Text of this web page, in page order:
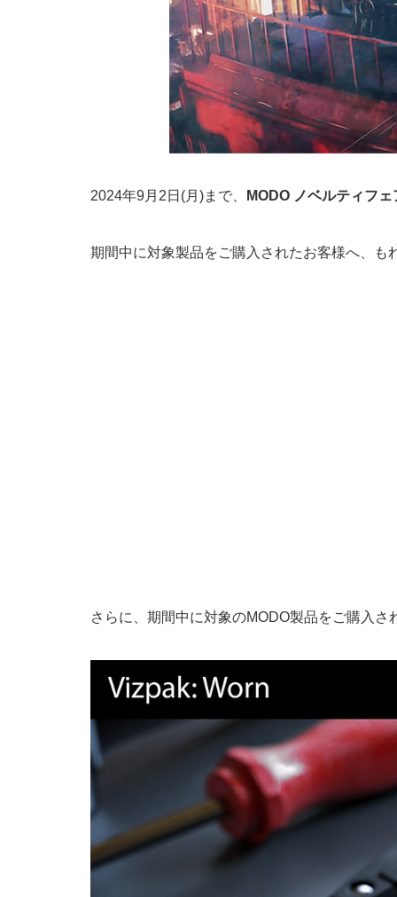
2024年9月2日(月)まで、 MODO ノベルティフェ
期間中に対象製品をご購入されたお客様へ、も
さらに、期間中に対象のMODO製品をご購入